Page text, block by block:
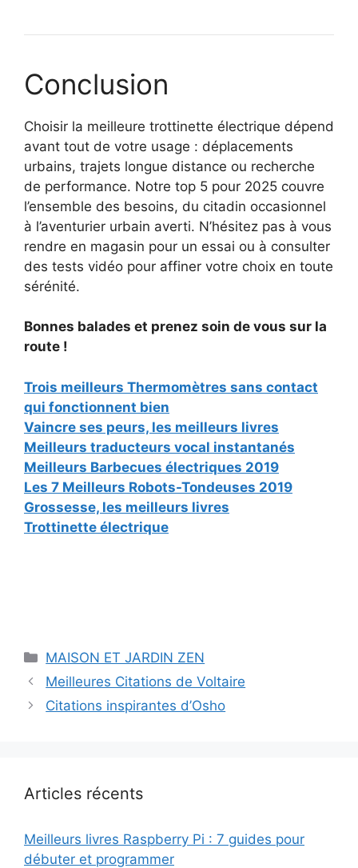
Conclusion
Choisir la meilleure trottinette électrique dépend
avant tout de votre usage : déplacements
urbains, trajets longue distance ou recherche
de performance. Notre top 5 pour 2025 couvre
l’ensemble des besoins, du citadin occasionnel
à l’aventurier urbain averti. N’hésitez pas à vous
rendre en magasin pour un essai ou à consulter
des tests vidéo pour affiner votre choix en toute
sérénité.
Bonnes balades et prenez soin de vous sur la
route !
Trois meilleurs Thermomètres sans contact
qui fonctionnent bien
Vaincre ses peurs, les meilleurs livres
Meilleurs traducteurs vocal instantanés
Meilleurs Barbecues électriques 2019
Les 7 Meilleurs Robots-Tondeuses 2019
Grossesse, les meilleurs livres
Trottinette électrique
Catégories
MAISON ET JARDIN ZEN
Meilleures Citations de Voltaire
Citations inspirantes d’Osho
Articles récents
Meilleurs livres Raspberry Pi : 7 guides pour
débuter et programmer